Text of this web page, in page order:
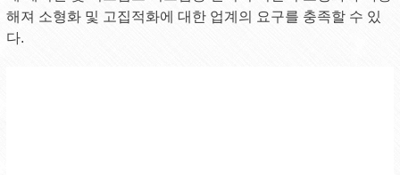
해져 소형화 및 고집적화에 대한 업계의 요구를 충족할 수 있
다.